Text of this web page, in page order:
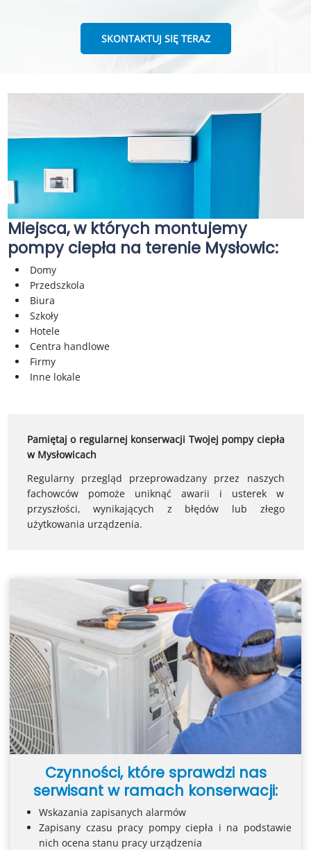
SKONTAKTUJ SIĘ TERAZ
Miejsca, w których montujemy
pompy ciepła na terenie Mysłowic:
Domy
Przedszkola
Biura
Szkoły
Hotele
Centra handlowe
Firmy
Inne lokale
Pamiętaj o regularnej konserwacji Twojej pompy ciepła
w Mysłowicach
Regularny przegląd przeprowadzany przez naszych
fachowców pomoże uniknąć awarii i usterek w
przyszłości, wynikających z błędów lub złego
użytkowania urządzenia.
Czynności, które sprawdzi nas
serwisant w ramach konserwacji:
Wskazania zapisanych alarmów
Zapisany czasu pracy pompy ciepła i na podstawie
nich ocena stanu pracy urządzenia